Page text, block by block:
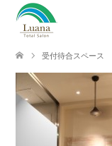
受付待合スペース